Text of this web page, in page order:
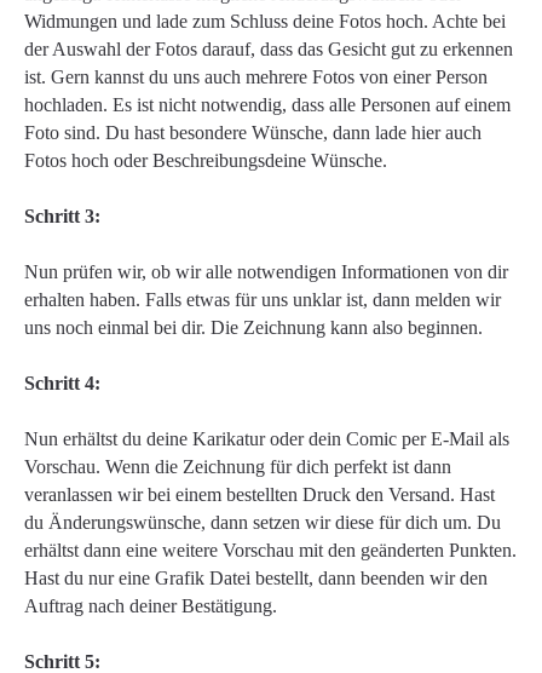
Widmungen und lade zum Schluss deine Fotos hoch. Achte bei
der Auswahl der Fotos darauf, dass das Gesicht gut zu erkennen
ist. Gern kannst du uns auch mehrere Fotos von einer Person
hochladen. Es ist nicht notwendig, dass alle Personen auf einem
Foto sind. Du hast besondere Wünsche, dann lade hier auch
Fotos hoch oder Beschreibungsdeine Wünsche.
Schritt 3:
Nun prüfen wir, ob wir alle notwendigen Informationen von dir
erhalten haben. Falls etwas für uns unklar ist, dann melden wir
uns noch einmal bei dir. Die Zeichnung kann also beginnen.
Schritt 4:
Nun erhältst du deine Karikatur oder dein Comic per E-Mail als
Vorschau. Wenn die Zeichnung für dich perfekt ist dann
veranlassen wir bei einem bestellten Druck den Versand. Hast
du Änderungswünsche, dann setzen wir diese für dich um. Du
erhältst dann eine weitere Vorschau mit den geänderten Punkten.
Hast du nur eine Grafik Datei bestellt, dann beenden wir den
Auftrag nach deiner Bestätigung.
Schritt 5: